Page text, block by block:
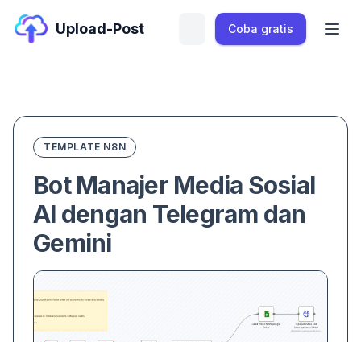
Upload-Post Coba gratis
TEMPLATE N8N
Bot Manajer Media Sosial
AI dengan Telegram dan
Gemini